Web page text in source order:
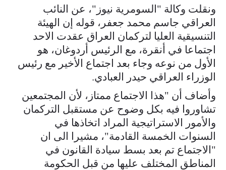
ونقلت وكالة "السومرية نيوز"، عن النائب
العراقي جاسم محمد جعفر، قوله إن الهيئة
التنسيقية العليا لتركمان العراق عقدت الاحد
اجتماعا في أنقرة، مع الرئيس أردوغان، هو
الأول من نوعه وجاء بعد اجتماع الأخير مع رئيس
الوزراء العراقي حيدر العبادي.
وأضاف أن "هذا الاجتماع ممتاز، لأن المجتمعين
تشاوروا فيه بكل وضوح عن مستقبل التركمان
والأمور الاستراتيجية المراد اتخاذها في
السنوات الخمسة القادمة"، مشيرا الى ان
"الاجتماع تم بعد بسط سيادة القانون في
المناطق المختلف عليها من قبل الحكومة